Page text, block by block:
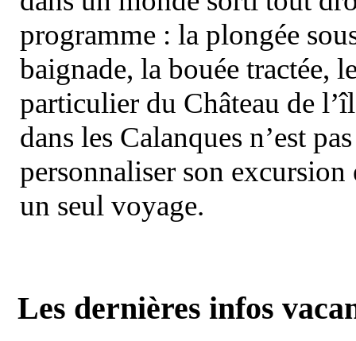
programme : la plongée
baignade, la bouée tractée,
particulier du Château de
dans les Calanques n’est
personnaliser son
un seul voyage.
Les dernières infos